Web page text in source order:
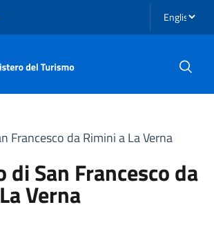
Seleziona
la navigazione
Francesco da Rimini a La Verna
di San Francesco da
Verna